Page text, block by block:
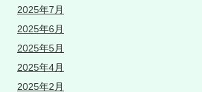
2025年7月
2025年6月
2025年5月
2025年4月
2025年2月